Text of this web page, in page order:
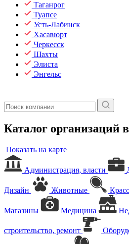
Таганрог
Туапсе
Усть-Лабинск
Хасавюрт
Черкесск
Шахты
Элиста
Энгельс
Каталог организаций
Показать на карте
Администрация, власти
Дизайн Животные
Магазины Медицина
строительство, ремонт